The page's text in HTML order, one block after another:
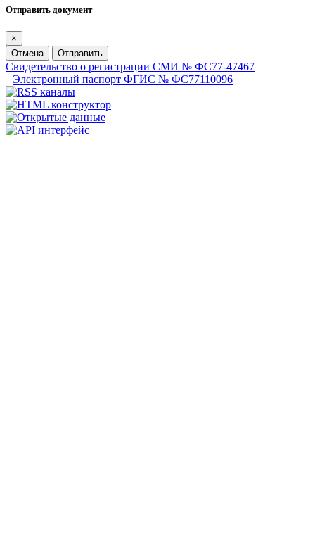
Отправить документ
×
Отмена
Отправить
Свидетельство о регистрации СМИ № ФС77-47467
Электронный паспорт ФГИС № ФС77110096